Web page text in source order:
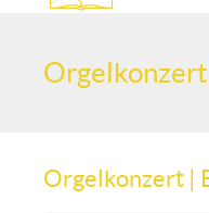
Orgelkonzert |